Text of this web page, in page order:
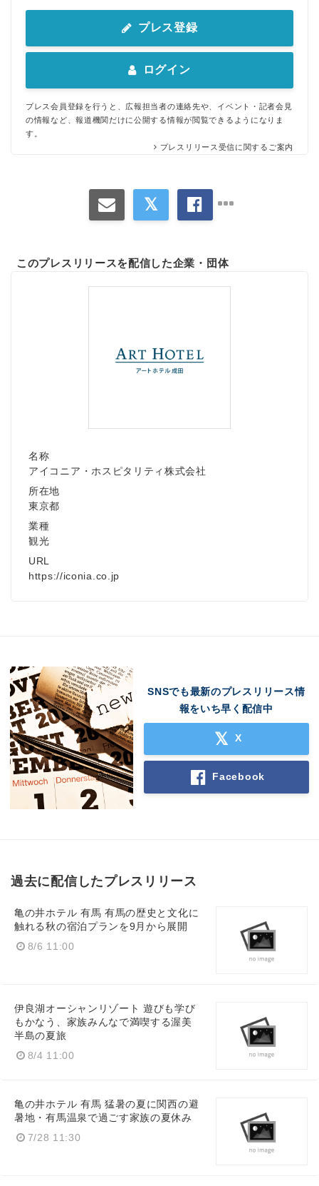
プレス登録
ログイン
プレス会員登録を行うと、広報担当者の連絡先や、イベント・記者会見
の情報など、報道機関だけに公開する情報が閲覧できるようになりま
す。
プレスリリース受信に関するご案内
このプレスリリースを配信した企業・団体
名称
アイコニア・ホスピタリティ株式会社
所在地
東京都
業種
観光
URL
https://iconia.co.jp
SNSでも最新のプレスリリース情
報をいち早く配信中
X
Facebook
過去に配信したプレスリリース
亀の井ホテル 有馬 有馬の歴史と文化に
触れる秋の宿泊プランを9月から展開
8/6 11:00
伊良湖オーシャンリゾート 遊びも学び
もかなう、家族みんなで満喫する渥美
半島の夏旅
8/4 11:00
亀の井ホテル 有馬 猛暑の夏に関西の避
暑地・有馬温泉で過ごす家族の夏休み
7/28 11:30